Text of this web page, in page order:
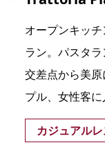
オープンキッ
ラン。パスタ
交差点から美
プル、女性客に
カジュアル